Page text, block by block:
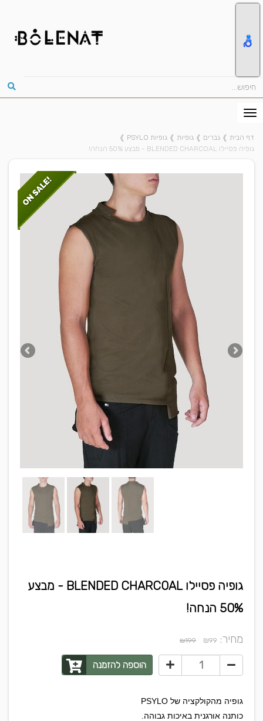
דף הבית ❱ גברים ❱ גופיות ❱ גופיות PSYLO
❱
גופיה פסיילו BLENDED CHARCOAL - מבצע 50% הנחה!
גופיה פסיילו BLENDED CHARCOAL - מבצע
50% הנחה!
מחיר: ₪99
₪199
הוספה להזמנה
גופיה מהקולקציה של PSYLO
כותנה אורגנית באיכות גבוהה.